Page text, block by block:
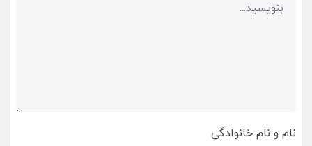
نام و نام خانوادگی